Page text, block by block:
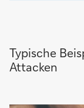
Typische
Attacken